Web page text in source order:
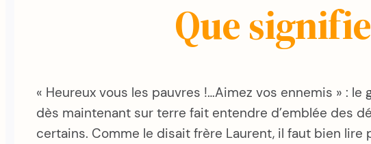
Que
« Heureux vous les pauvres !…Aimez vos ennemis » :
dès maintenant sur terre fait entendre d’emblée des
certains. Comme le disait frère Laurent, il faut bien